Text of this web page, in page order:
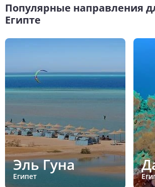
Популярные направления
Египте
Эль Гуна
Египет